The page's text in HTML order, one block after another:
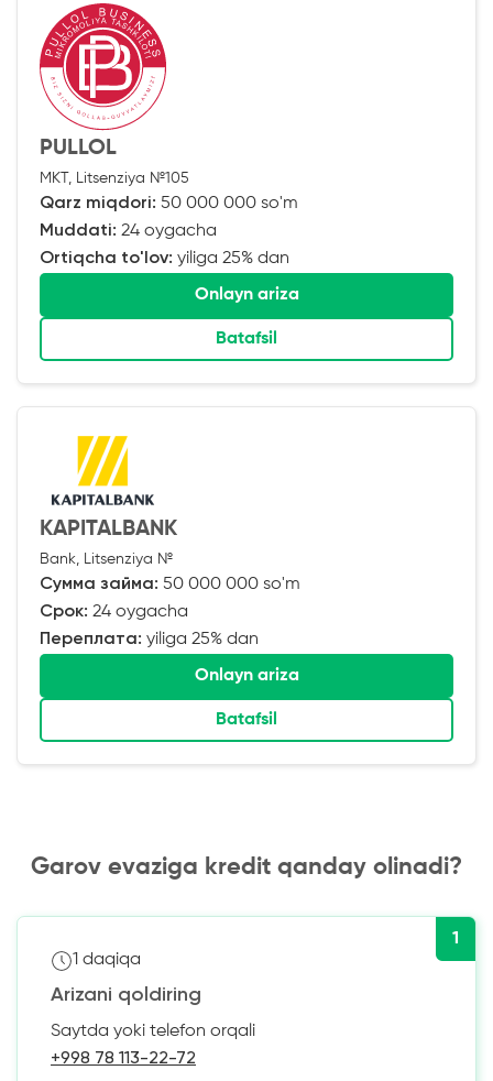
PULLOL
MKT, Litsenziya №105
Qarz miqdori: 50 000 000 so'm
Muddati: 24 oygacha
Ortiqcha to'lov: yiliga 25% dan
Onlayn ariza
Batafsil
KAPITALBANK
Bank, Litsenziya №
Сумма займа: 50 000 000 so'm
Срок: 24 oygacha
Переплата: yiliga 25% dan
Onlayn ariza
Batafsil
Garov evaziga kredit qanday olinadi?
1
1 daqiqa
Arizani qoldiring
Saytda yoki telefon orqali
+998 78 113-22-72